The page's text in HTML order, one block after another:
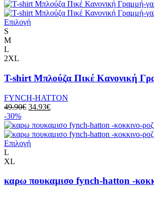
Επιλογή
S
M
L
2XL
T-shirt Μπλούζα Πικέ Κανονική
FYNCH-HATTON
49.90€ 34.93€
-30%
Επιλογή
L
XL
καρω πουκαμισο fynch-hatton -